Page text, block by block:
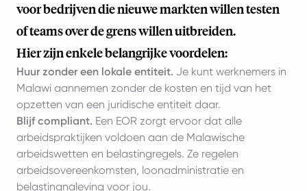
voor bedrijven die nieuwe markten willen testen
of teams over de grens willen uitbreiden.
Hier zijn enkele belangrijke voordelen:
Huur zonder een lokale entiteit. Je kunt werknemers in
Malawi aannemen zonder de kosten en tijd van het
opzetten van een juridische entiteit daar.
Blijf compliant. Een EOR zorgt ervoor dat alle
arbeidspraktijken voldoen aan de Malawische
arbeidswetten en belastingregels. Ze regelen
arbeidsovereenkomsten, loonadministratie en
belastingnaleving voor jou.